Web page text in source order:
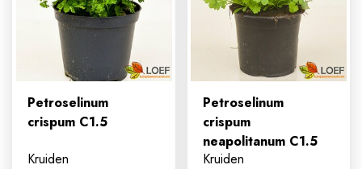
Petroselinum
crispum C1.5
Kruiden
Petroselinum
crispum
neapolitanum C1.5
Kruiden